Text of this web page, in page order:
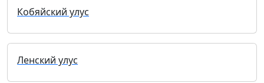
Кобяйский улус
Ленский улус